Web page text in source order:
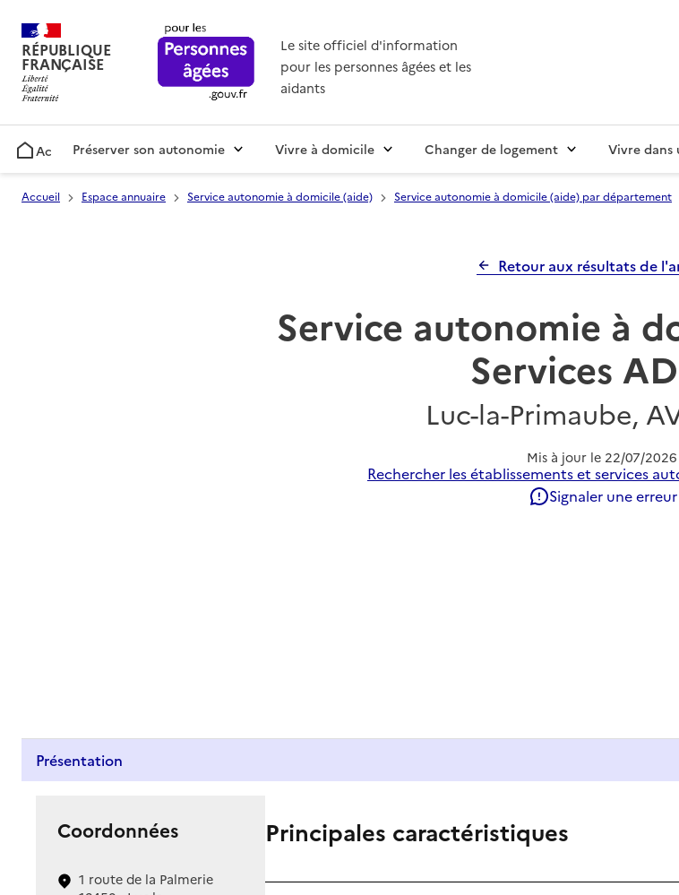
RÉPUBLIQUE
FRANÇAISE
Le site officiel d'information
pour les personnes âgées et les
aidants
AccueilPréserver son autonomie Vivre à domicile Changer de logement Vivre dans
Accueil Espace annuaire Service autonomie à domicile (aide) Service autonomie à domicile (aide) par département
Retour aux résultats de
Service autonomie à
Services
Luc-la-Primaube,
Mis à jour le 22/07/2026
Rechercher les établissements et services
Signaler une erreur
Présentation
Coordonnées
1 route de la Palmerie
Principales caractéristiques